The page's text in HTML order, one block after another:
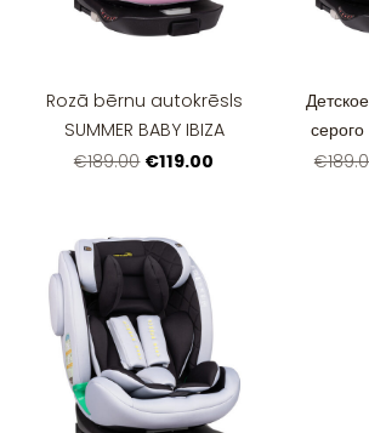
Rozā bērnu autokrēsls
SUMMER BABY IBIZA
€189.00 €119.00